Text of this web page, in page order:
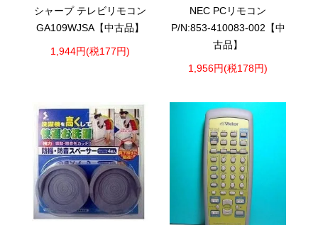
シャープ テレビリモコン
GA109WJSA【中古品】
1,944円(税177円)
NEC PCリモコン
P/N:853-410083-002【中
古品】
1,956円(税178円)